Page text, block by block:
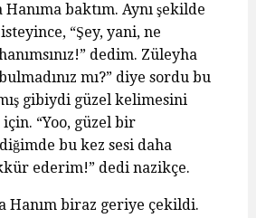
baktım. Aynı şekilde
“Şey, yani, ne
dedim. Züleyha
mı?” diye sordu bu
gibiydi güzel kelimesini
“Yoo, güzel bir
bu kez sesi daha
ederim!” dedi nazikçe.
Hanım biraz geriye çekildi.